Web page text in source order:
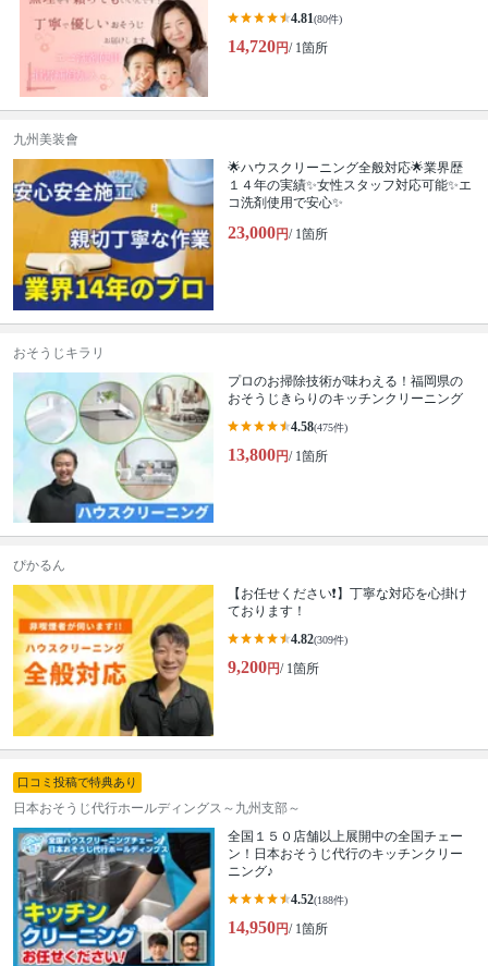
4.81(80件)
14,720円/ 1箇所
九州美装會
🌟ハウスクリーニング全般対応🌟業界歴
１４年の実績✨女性スタッフ対応可能✨エ
コ洗剤使用で安心✨
23,000円/ 1箇所
おそうじキラリ
プロのお掃除技術が味わえる！福岡県の
おそうじきらりのキッチンクリーニング
4.58(475件)
13,800円/ 1箇所
ぴかるん
【お任せください❗️】丁寧な対応を心掛け
ております！
4.82(309件)
9,200円/ 1箇所
口コミ投稿で特典あり
日本おそうじ代行ホールディングス～九州支部～
全国１５０店舗以上展開中の全国チェー
ン！日本おそうじ代行のキッチンクリー
ニング♪
4.52(188件)
14,950円/ 1箇所